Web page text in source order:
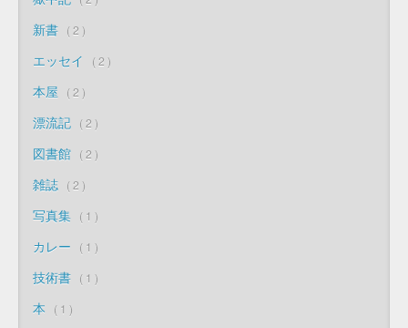
新書 2
エッセイ 2
本屋 2
漂流記 2
図書館 2
雑誌 2
写真集 1
カレー 1
技術書 1
本 1